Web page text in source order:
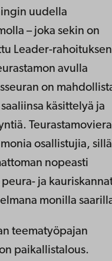
uudella
– joka sekin on
Leader-rahoituksen
avulla
on
käsittelyä ja
osallistujia, sillä
nopeasti
peura- ja
monilla
teematyöpajan
paikallistalous.